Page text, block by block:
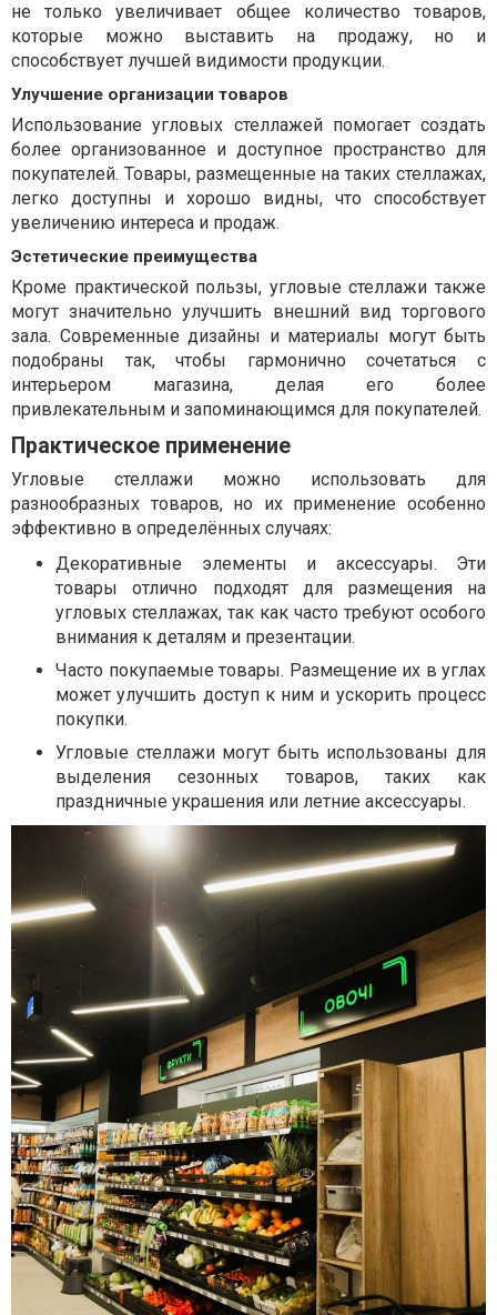
не только увеличивает общее количество товаров,
которые можно выставить на продажу, но и
способствует лучшей видимости продукции.
Улучшение организации товаров
Использование угловых стеллажей помогает создать
более организованное и доступное пространство для
покупателей. Товары, размещенные на таких стеллажах,
легко доступны и хорошо видны, что способствует
увеличению интереса и продаж.
Эстетические преимущества
Кроме практической пользы, угловые стеллажи также
могут значительно улучшить внешний вид торгового
зала. Современные дизайны и материалы могут быть
подобраны так, чтобы гармонично сочетаться с
интерьером магазина, делая его более
привлекательным и запоминающимся для покупателей.
Практическое применение
Угловые стеллажи можно использовать для
разнообразных товаров, но их применение особенно
эффективно в определённых случаях:
Декоративные элементы и аксессуары. Эти
товары отлично подходят для размещения на
угловых стеллажах, так как часто требуют особого
внимания к деталям и презентации.
Часто покупаемые товары. Размещение их в углах
может улучшить доступ к ним и ускорить процесс
покупки.
Угловые стеллажи могут быть использованы для
выделения сезонных товаров, таких как
праздничные украшения или летние аксессуары.